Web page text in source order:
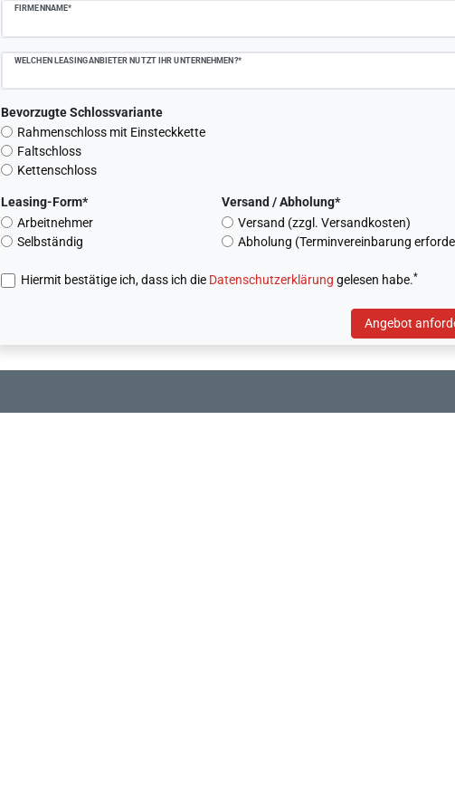
FIRMENNAME*
WELCHEN LEASINGANBIETER NUTZT IHR UNTERNEHMEN?*
Bevorzugte Schlossvariante
Rahmenschloss mit Einsteckkette
Faltschloss
Kettenschloss
Leasing-Form*
Arbeitnehmer
Selbständig
Versand / Abholung*
Versand (zzgl. Versandkosten)
Abholung (Terminvereinbarung
Hiermit bestätige ich, dass ich die Daten­schutz­erklärung gelesen habe.*
Angebot